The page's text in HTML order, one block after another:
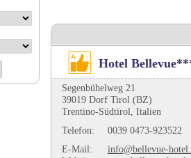
Hotel
Segenbühelweg 21
39019 Dorf Tirol (BZ)
Trentino-Südtirol, Italien
Telefon:
0039 0473-923522
E-Mail:
info@bellevue-